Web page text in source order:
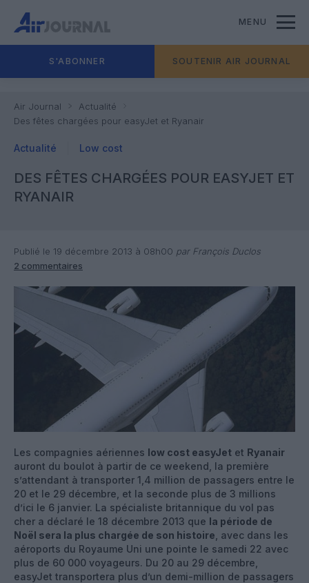
MENU
S'ABONNER SOUTENIR AIR JOURNAL
Air Journal
Actualité
Des fêtes chargées pour easyJet et Ryanair
Actualité Low cost
DES FÊTES CHARGÉES POUR EASYJET ET
RYANAIR
Publié le 19 décembre 2013 à 08h00 par François Duclos
2 commentaires
Les compagnies aériennes low cost easyJet et Ryanair
auront du boulot à partir de ce weekend, la première
s’attendant à transporter 1,4 million de passagers entre le
20 et le 29 décembre, et la seconde plus de 3 millions
d’ici le 6 janvier. La spécialiste britannique du vol pas
cher a déclaré le 18 décembre 2013 que la période de
Noël sera la plus chargée de son histoire , avec dans les
aéroports du Royaume Uni une pointe le samedi 22 avec
plus de 60 000 voyageurs. Du 20 au 29 décembre,
easyJet transportera plus d’un demi-million de passagers